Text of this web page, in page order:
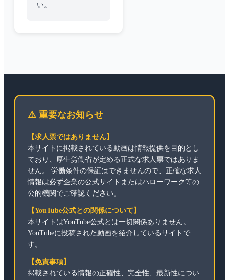
い。
⚠️ 重要なお知らせ
【求人票ではありません】
本サイトに掲載されている動画は情報提供を目的とし
ており、厚生労働省が定める正式な求人票ではありま
せん。 労働条件の保証はできませんので、正確な求人
情報は必ず企業の公式サイトまたはハローワーク等の
公的機関でご確認ください。
【YouTube公式との関係について】
本サイトはYouTube公式とは一切関係ありません。
YouTubeに投稿された動画を紹介しているサイトで
す。
【免責事項】
掲載されている情報の正確性、完全性、最新性につい